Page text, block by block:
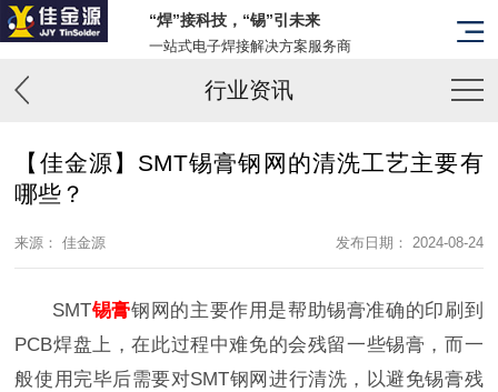
“焊”接科技，“锡”引未来
一站式电子焊接解决方案服务商
行业资讯
【佳金源】SMT锡膏钢网的清洗工艺主要有
哪些？
来源： 佳金源 发布日期： 2024-08-24
SMT锡膏钢网的主要作用是帮助锡膏准确的印刷到
PCB焊盘上，在此过程中难免的会残留一些锡膏，而一
般使用完毕后需要对SMT钢网进行清洗，以避免锡膏残